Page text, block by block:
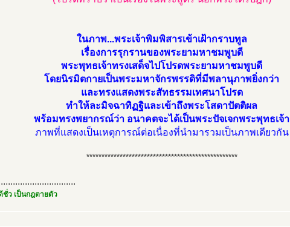
ในภาพ...พระเจ้าพิมพิสารเข้าเฝ้ากราบทูล
เรื่องการรุกรานของพระยามหาชมพูบดี
พระพุทธเจ้าทรงเสด็จไปโปรดพระยามหาชมพูบดี
โดยนิรมิตกายเป็นพระมหาจักรพรรดิที่มีพลานุภาพยิ่งกว่า
และทรงแสดงพระสัทธรรมเทศนาโปรด
ทำให้ละมิจฉาทิฏฐิและเข้าถึงพระโสดาปัตติผล
พร้อมทรงพยากรณ์ว่า อนาคตจะได้เป็นพระปัจเจกพระพุทธเจ้า
ภาพที่แสดงเป็นเหตุการณ์ต่อเนื่องที่นำมารวมเป็นภาพเดียวกัน
**************************************************
ว เป็นกฎตายตัว